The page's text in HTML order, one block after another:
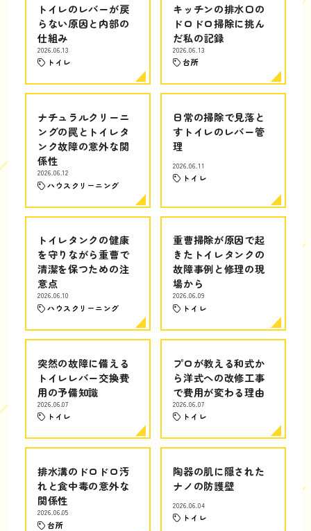
トイレのレバーが戻
らない原因と内部の
仕組み
2026.06.13
トイレ
キッチンの排水口の
ドロドロ掃除に挑ん
だ私の記録
2026.06.13
台所
ナチュラルクリーニ
ングの罠とトイレタ
ンク故障の意外な関
係性
2026.06.12
ハウスクリーニング
日常の掃除で見落と
すトイレのレバー管
理
2026.06.11
トイレ
トイレタンクの健康
を守りながら重曹で
清潔を保つための注
意点
2026.06.10
ハウスクリーニング
重曹掃除が原因で起
きたトイレタンクの
故障事例と修理の現
場から
2026.06.09
トイレ
突然の故障に備える
トイレレバー交換費
用の予備知識
2026.06.07
トイレ
プロが教える和式か
ら洋式への改修工事
で費用が変わる理由
2026.06.07
トイレ
排水溝のドロドロ汚
れと食中毒の意外な
関係性
2026.06.05
台所
陶器の肌に隠された
ナノの防護壁
2026.06.04
トイレ